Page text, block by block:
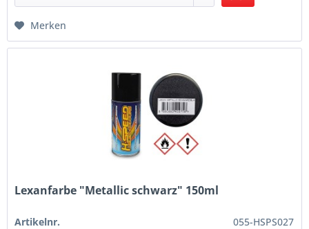
Merken
Lexanfarbe "Metallic schwarz" 150ml
Artikelnr. 055-HSPS027